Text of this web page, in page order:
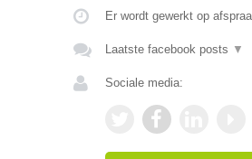
Er wordt gewerkt op
Laatste facebook posts ▼
Sociale media: